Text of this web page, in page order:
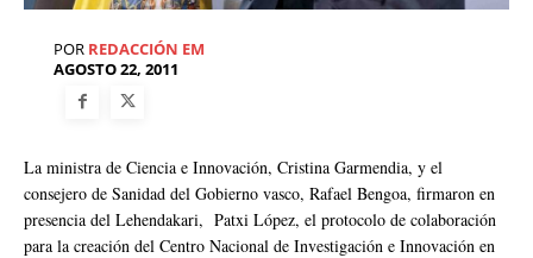
POR REDACCIÓN EM
AGOSTO 22, 2011
La ministra de Ciencia e Innovación, Cristina Garmendia, y el
consejero de Sanidad del Gobierno vasco, Rafael Bengoa, firmaron en
presencia del Lehendakari, Patxi López, el protocolo de colaboración
para la creación del Centro Nacional de Investigación e Innovación en